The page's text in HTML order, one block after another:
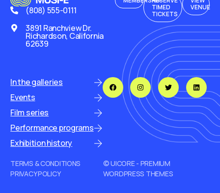
(808) 555-0111
3891 Ranchview Dr.
Richardson, California
62639
TIMED
TICKETS
VENUE
In the galleries
Events
Film series
Performance programs
Exhibition history
TERMS & CONDITIONS
PRIVACY POLICY
© UICORE - PREMIUM
WORDPRESS THEMES